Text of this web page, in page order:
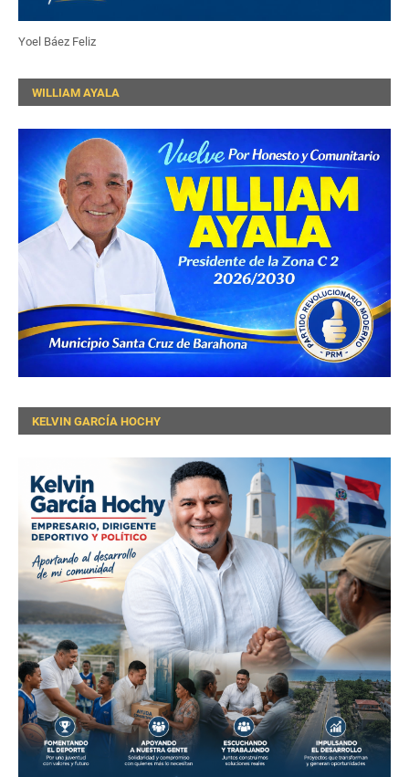
Yoel Báez Feliz
WILLIAM AYALA
KELVIN GARCÍA HOCHY